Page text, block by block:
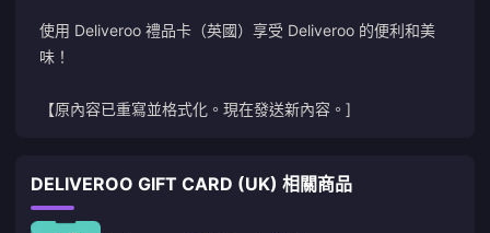
使用 Deliveroo 禮品卡（英國）享受 Deliveroo 的便利和美
味！
【原內容已重寫並格式化。現在發送新內容。]
DELIVEROO GIFT CARD (UK) 相關商品